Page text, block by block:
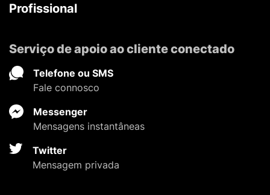
Profissional
Serviço de apoio ao cliente conectado
Telefone ou SMS
Fale connosco
Messenger
Mensagens instantâneas
Twitter
Mensagem privada